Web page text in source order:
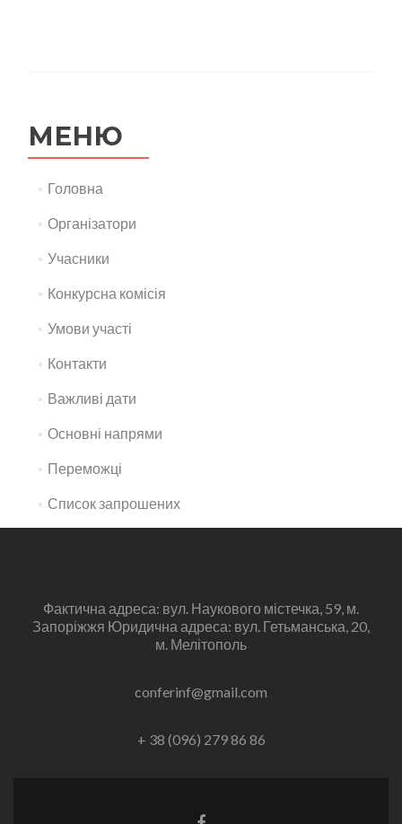
МЕНЮ
Головна
Організатори
Учасники
Конкурсна комісія
Умови участі
Контакти
Важливі дати
Основні напрями
Переможці
Список запрошених
Фактична адреса: вул. Наукового містечка, 59, м.
Запоріжжя Юридична адреса: вул. Гетьманська, 20,
м. Мелітополь
conferinf@gmail.com
+ 38 (096) 279 86 86